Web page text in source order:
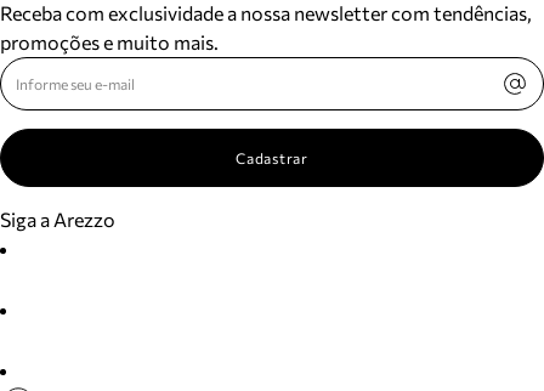
Receba com exclusividade a nossa newsletter com tendências,
promoções e muito mais.
Cadastrar
Siga a Arezzo